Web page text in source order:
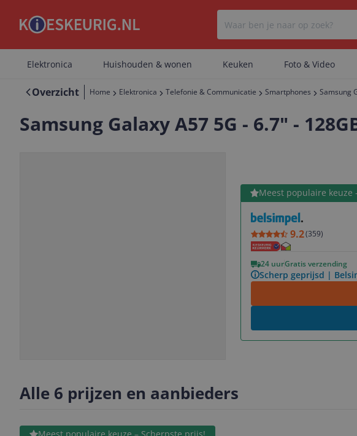
Er zijn
Elektronica Huishouden & wonen Keuken Foto & Video
Overzicht Home Elektronica Telefonie & Communicatie Smartphones Samsung
Samsung Galaxy A57 5G - 6.7" -
Meest populaire keuze
9.2(359)
24 uurGratis verzending
Scherp geprijsd |
Bekijk product
Alle 6 prijzen en aanbieders
Bekijk product